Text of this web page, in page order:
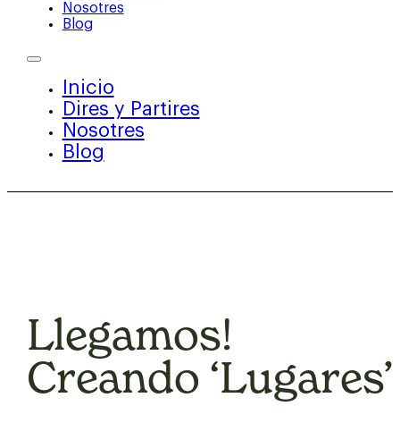
Nosotres
Blog
Inicio
Dires y Partires
Nosotres
Blog
Llegamos!
Creando ‘Lugares’